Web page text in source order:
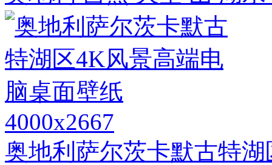
4000x2667
奥地利萨尔茨卡默古特